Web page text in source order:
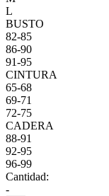
L
BUSTO
82-85
86-90
91-95
CINTURA
65-68
69-71
72-75
CADERA
88-91
92-95
96-99
Cantidad:
-